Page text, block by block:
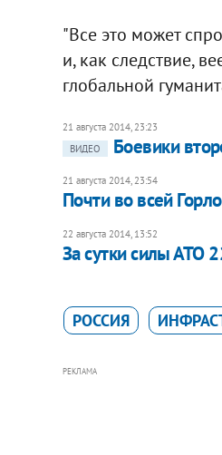
"Все это может
и, как следствие,
глобальной
21 августа 2014, 23:23
ВИДЕО
Боевики
21 августа 2014, 23:54
Почти во всей
22 августа 2014, 13:52
За сутки силы АТО
РОССИЯ
РЕКЛАМА